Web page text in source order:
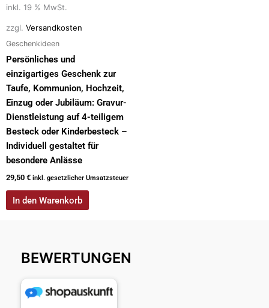
inkl. 19 % MwSt.
zzgl. Versandkosten
Geschenkideen
Persönliches und
einzigartiges Geschenk zur
Taufe, Kommunion, Hochzeit,
Einzug oder Jubiläum: Gravur-
Dienstleistung auf 4-teiligem
Besteck oder Kinderbesteck –
Individuell gestaltet für
besondere Anlässe
29,50 € inkl. gesetzlicher Umsatzsteuer
In den Warenkorb
BEWERTUNGEN